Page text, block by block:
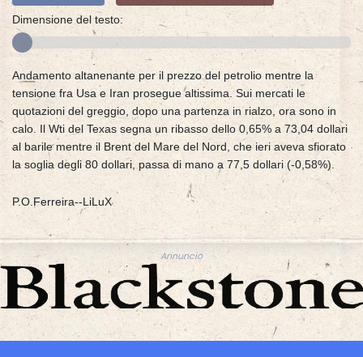
Dimensione del testo:
Andamento altanenante per il prezzo del petrolio mentre la
tensione fra Usa e Iran prosegue altissima. Sui mercati le
quotazioni del greggio, dopo una partenza in rialzo, ora sono in
calo. Il Wti del Texas segna un ribasso dello 0,65% a 73,04 dollari
al barile mentre il Brent del Mare del Nord, che ieri aveva sfiorato
la soglia degli 80 dollari, passa di mano a 77,5 dollari (-0,58%).
P.O.Ferreira--LiLuX
Annuncio